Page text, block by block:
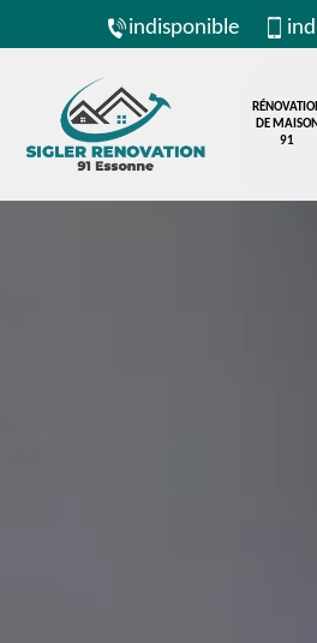
indisponible
DE MAISON
91